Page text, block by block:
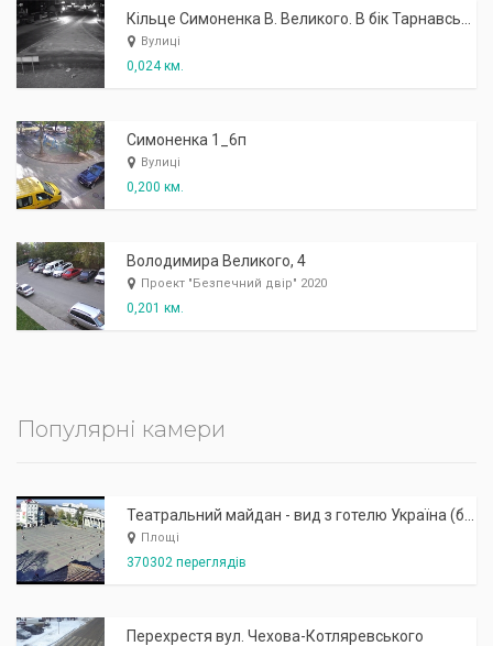
Вулиці
0,024 км.
Симоненка 1_6п
Вулиці
0,200 км.
Володимира Великого, 4
Проект "Безпечний двір" 2020
0,201 км.
Популярні камери
Площі
370302 переглядів
Перехрестя вул. Чехова-Котляревського